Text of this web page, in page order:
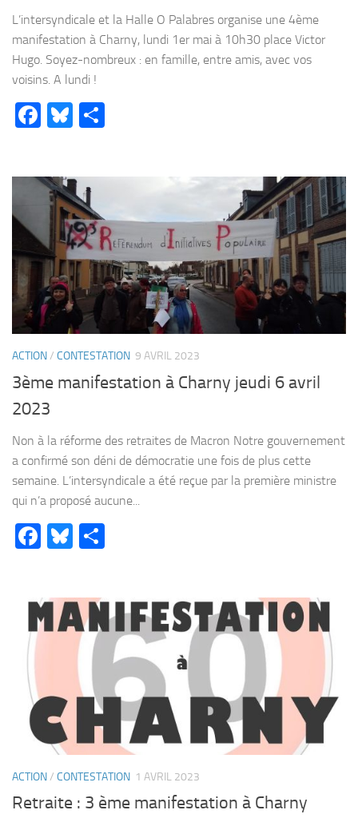
L’intersyndicale et la Halle O Palabres organise une 4ème
manifestation à Charny, lundi 1er mai à 10h30 place Victor
Hugo. Soyez-nombreux : en famille, entre amis, avec vos
voisins. A lundi !
Facebook
Bluesky
ACTION/ CONTESTATION 9 AVRIL 2023
3ème manifestation à Charny jeudi 6 avril
2023
Non à la réforme des retraites de Macron Notre gouvernement
a confirmé son déni de démocratie une fois de plus cette
semaine. L’intersyndicale a été reçue par la première ministre
qui n’a proposé aucune...
Facebook
Bluesky
ACTION/ CONTESTATION 1 AVRIL 2023
Retraite : 3 ème manifestation à Charny